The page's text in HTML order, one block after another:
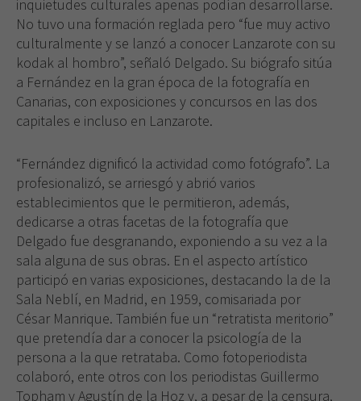
inquietudes culturales apenas podían desarrollarse.
No tuvo una formación reglada pero “fue muy activo
culturalmente y se lanzó a conocer Lanzarote con su
kodak al hombro”, señaló Delgado. Su biógrafo sitúa
a Fernández en la gran época de la fotografía en
Canarias, con exposiciones y concursos en las dos
capitales e incluso en Lanzarote.
“Fernández dignificó la actividad como fotógrafo”. La
profesionalizó, se arriesgó y abrió varios
establecimientos que le permitieron, además,
dedicarse a otras facetas de la fotografía que
Delgado fue desgranando, exponiendo a su vez a la
sala alguna de sus obras. En el aspecto artístico
participó en varias exposiciones, destacando la de la
Sala Neblí, en Madrid, en 1959, comisariada por
César Manrique. También fue un “retratista meritorio”
que pretendía dar a conocer la psicología de la
persona a la que retrataba. Como fotoperiodista
colaboró, ente otros con los periodistas Guillermo
Topham y Agustín de la Hoz y, a pesar de la censura,